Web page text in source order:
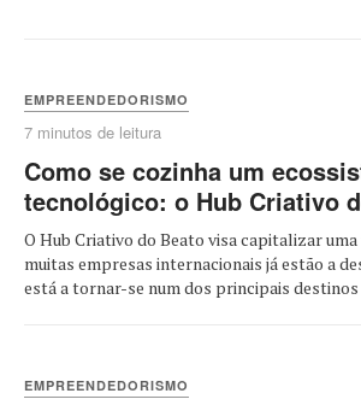
EMPREENDEDORISMO
7 minutos de leitura
Como se cozinha um
tecnológico: o Hub Criativo
O Hub Criativo do Beato visa capitalizar uma
muitas empresas internacionais já estão a
está a tornar-se num dos principais destinos
EMPREENDEDORISMO